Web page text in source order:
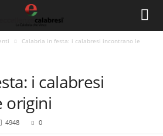
Calabria in festa: i calabresi incontrano le
i calabresi
origini
4948 0